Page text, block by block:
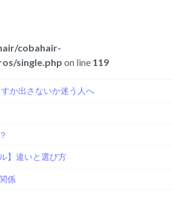
cobahair-
single.php on line 119
か出さないか迷う人へ
】違いと選び方
係